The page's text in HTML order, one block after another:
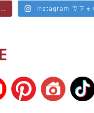
Instagram でフォ